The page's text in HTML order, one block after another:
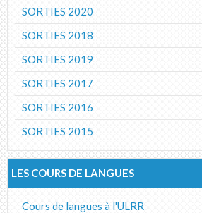
SORTIES 2020
SORTIES 2018
SORTIES 2019
SORTIES 2017
SORTIES 2016
SORTIES 2015
LES COURS DE LANGUES
Cours de langues à l'ULRR